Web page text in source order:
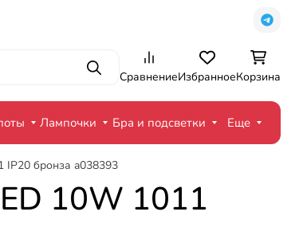
ПоискСравнениеИзбранноеКорзина
Лампочки Бра и подсветки Еще
IP20 бронза a038393
10W 1011